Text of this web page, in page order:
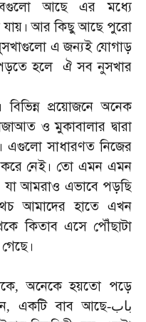
আছে এর
মধ্যে
যায়। আর কিছু আছে পুরো
এ জন্যই যোগাড়
হলে ঐ সব নুসখার
বিভিন্ন প্রয়োজনে অনেক
ও মুকাবালার দ্বারা
এগুলো সাধারণত নিজের
করে নেই। তো এমন এমন
যা আমরাও এভাবে পড়ছি
আমাদের হাতে এখন
কিতাব এসে পৌঁছাটা
গেছে।
,অনেকে হয়তো পড়ে
, একটি বাব আছে-باب